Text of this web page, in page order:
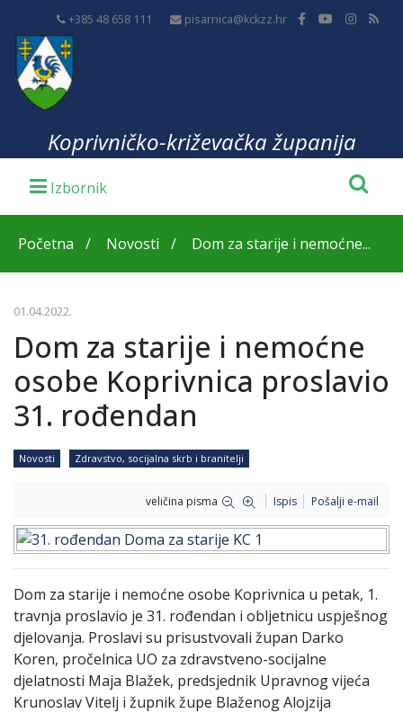
+385 48 658 111 pisarnica@kckzz.hr
Koprivničko-križevačka županija
Početna Novosti Dom za starije i nemoćne...
01.04.2022.
Dom za starije i nemoćne
osobe Koprivnica proslavio
31. rođendan
Novosti Zdravstvo, socijalna skrb i branitelji
veličina pisma Ispis Pošalji e-mail
Dom za starije i nemoćne osobe Koprivnica u petak, 1.
travnja proslavio je 31. rođendan i obljetnicu uspješnog
djelovanja. Proslavi su prisustvovali župan Darko
Koren, pročelnica UO za zdravstveno-socijalne
djelatnosti Maja Blažek, predsjednik Upravnog vijeća
Krunoslav Vitelj i župnik župe Blaženog Alojzija